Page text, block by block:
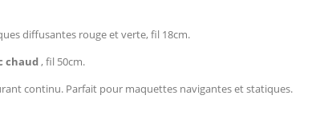
diffusantes rouge et verte, fil 18cm.
chaud, fil 50cm.
continu. Parfait pour maquettes navigantes et statiques.